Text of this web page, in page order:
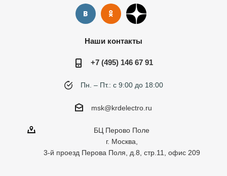
Наши контакты
+7 (495) 146 67 91
Пн. – Пт.: с 9:00 до 18:00
msk@krdelectro.ru
БЦ Перово Поле
г. Москва,
3-й проезд Перова Поля, д.8, стр.11, офис 209